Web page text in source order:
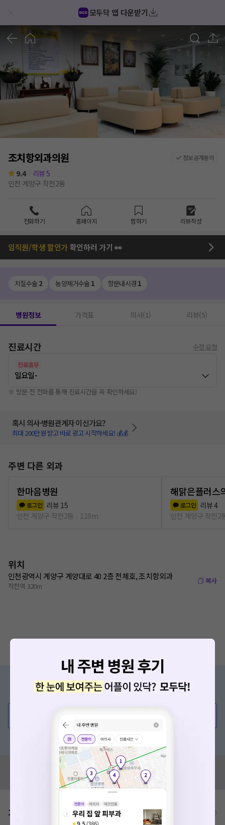
모두닥 앱 다운받기
1/6
조치항외과의원 정보공개동의
9.4 리뷰5
인천 계양구 작전2동
전화하기 홈페이지 찜하기 리뷰작성
임직원/학생 할인가확인하러 가기 👀
치질수술 2 농양제거수술 1 항문내시경 1
병원정보 가격표 의사(1) 리뷰(5)
진료시간 수정 요청
진료휴무
일요일-
※ 방문 전 전화를 통해 진료시간을 꼭 확인하세요!
혹시 의사·병원관계자 이신가요?
최대 200만원 받고 바로 광고 시작하세요! 💰💰
주변 다른 외과
한마음병원
로그인 리뷰 15
인천 계양구 작전2동
119m
해맑은플러스
로그인 리뷰4
인천 계양구 작전2
위치
인천광역시 계양구 계양대로 40 2층 전체호, 조치항외과
작전역 320m
복사
증상/치료, 궁금한 점이 있나요?
혹은, 의료상담 서비스에 다양한 게시글 보러가기
혹시 잘못된 병원정보가 있나요?
모두닥 팀에 알려주세요!
가격표 비급여/급여 진료란?